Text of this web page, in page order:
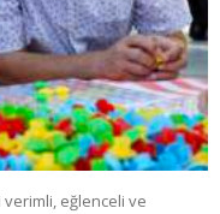
eğlenceli ve